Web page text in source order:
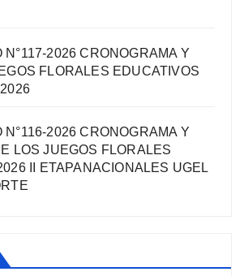
N°117-2026 CRONOGRAMA Y
FLORALES EDUCATIVOS
N°116-2026 CRONOGRAMA Y
LOS JUEGOS FLORALES
II ETAPANACIONALES UGEL